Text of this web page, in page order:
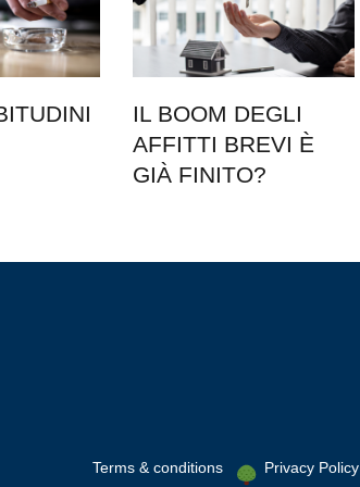
IL BOOM DEGLI
AFFITTI BREVI È
GIÀ FINITO?
Terms & conditions Privacy Policy